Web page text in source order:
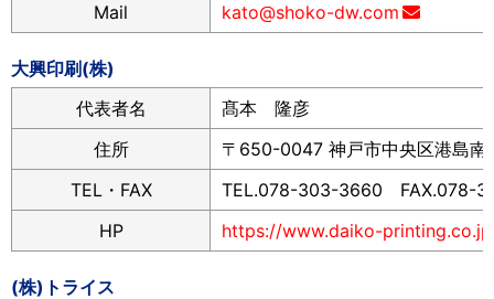
Mail
kato@shoko-dw.com
大興印刷(株)
代表者名
髙本 隆彦
住所
〒650-0047 神戸市中央区港島
TEL・FAX
TEL.078-303-3660 FAX.078-
HP
https://www.daiko-
(株)トライス